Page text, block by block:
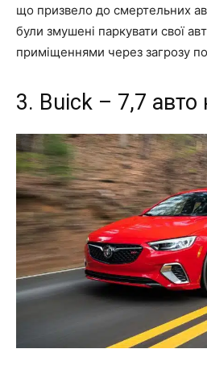
що призвело до смертельних
були змушені паркувати свої
приміщеннями через загрозу
3. Buick – 7,7